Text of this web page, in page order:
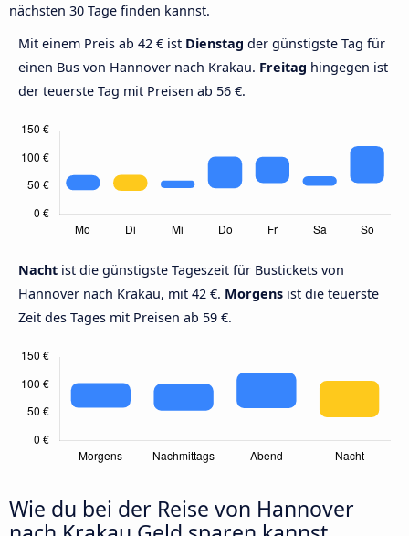
nächsten 30 Tage finden kannst.
Mit einem Preis ab 42 € ist Dienstag der günstigste Tag für
einen Bus von Hannover nach Krakau. Freitag hingegen ist
der teuerste Tag mit Preisen ab 56 €.
Nacht ist die günstigste Tageszeit für Bustickets von
Hannover nach Krakau, mit 42 €. Morgens ist die teuerste
Zeit des Tages mit Preisen ab 59 €.
Wie du bei der Reise von Hannover